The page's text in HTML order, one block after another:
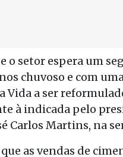
o setor espera um
chuvoso e com
a ser
à indicada pelo
Carlos Martins, na
as vendas de